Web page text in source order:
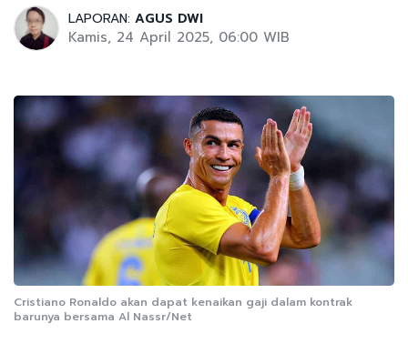
LAPORAN: AGUS DWI
Kamis, 24 April 2025, 06:00 WIB
Cristiano Ronaldo akan dapat kenaikan gaji dalam kontrak
barunya bersama Al Nassr/Net